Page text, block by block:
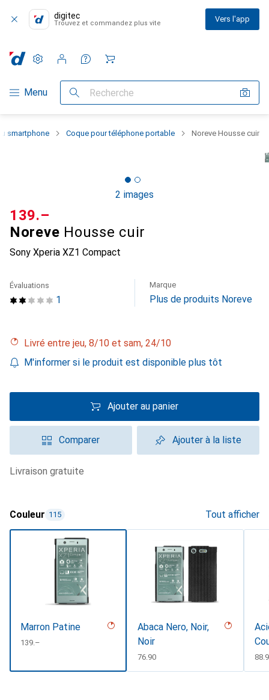
digitec
Trouvez et commandez plus vite Vers l'app
Navigation par catégorie
Menu Recherche
Paramètres
Compte client
Listes de comparaison
Listes d'envies
Panier
smartphone Coque pour téléphone portable Noreve Housse cuir
2 images
Noreve Housse cuir
Sony Xperia XZ1 Compact
CHF
139.–
1
Évaluations Marque
Plus de produits Noreve
Livré entre jeu, 8/10 et sam, 24/10
M'informer si le produit est disponible plus tôt
Ajouter au panier
Comparer Ajouter à la liste
livraison gratuite
Couleur 115 Tout afficher
Marron Patine
CHF
139.–
Abaca Nero, Noir,
Noir
CHF
76.90 CHF